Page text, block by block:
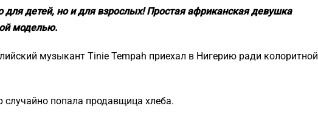
для детей, но и для взрослых! Простая африканская девушка
моделью.
музыкант Tinie Tempah приехал в Нигерию ради колоритной
попала продавщица хлеба.